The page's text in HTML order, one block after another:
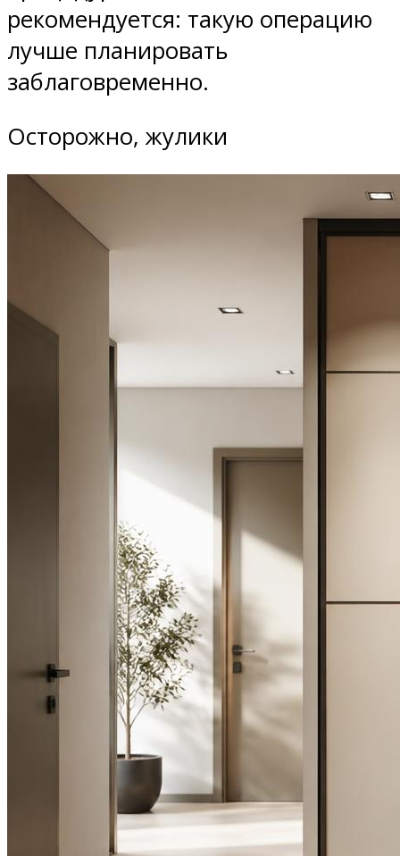
рекомендуется: такую операцию
лучше планировать
заблаговременно.
Осторожно, жулики